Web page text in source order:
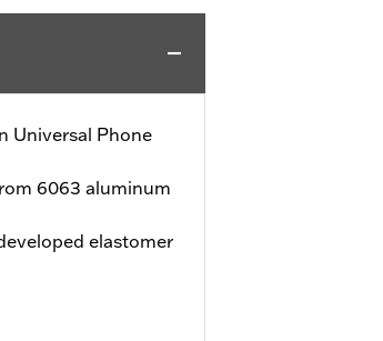
Universal Phone
6063 aluminum
elastomer